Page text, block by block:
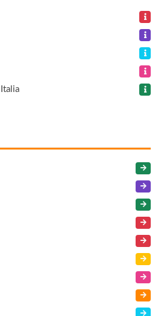
Permanente su Annibale
sul Trasimeno
e Paolo De Simone
, Città della Pieve